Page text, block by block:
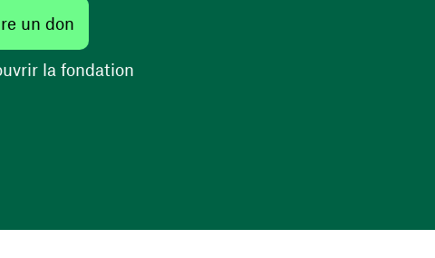
un don(ouvre une nouvelle fenêtre)
la fondation(ouvre une nouvelle fenêtre)